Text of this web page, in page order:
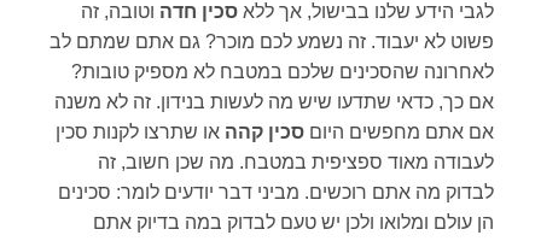
לגבי הידע שלנו בבישול, אך ללא סכין חדה וטובה, זה
פשוט לא יעבוד. זה נשמע לכם מוכר? גם אתם שמתם לב
לאחרונה שהסכינים שלכם במטבח לא מספיק טובות?
אם כך, כדאי שתדעו שיש מה לעשות בנידון. זה לא משנה
אם אתם מחפשים היום סכין קהה או שתרצו לקנות סכין
לעבודה מאוד ספציפית במטבח. מה שכן חשוב, זה
לבדוק מה אתם רוכשים. מביני דבר יודעים לומר: סכינים
הן עולם ומלואו ולכן יש טעם לבדוק במה בדיוק אתם